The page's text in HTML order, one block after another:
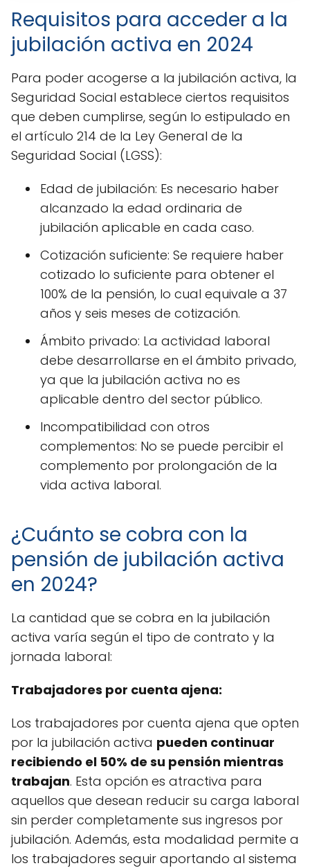
Requisitos para acceder a la
jubilación activa en 2024
Para poder acogerse a la jubilación activa, la
Seguridad Social establece ciertos requisitos
que deben cumplirse, según lo estipulado en
el artículo 214 de la Ley General de la
Seguridad Social (LGSS):
Edad de jubilación: Es necesario haber
alcanzado la edad ordinaria de
jubilación aplicable en cada caso.
Cotización suficiente: Se requiere haber
cotizado lo suficiente para obtener el
100% de la pensión, lo cual equivale a 37
años y seis meses de cotización.
Ámbito privado: La actividad laboral
debe desarrollarse en el ámbito privado,
ya que la jubilación activa no es
aplicable dentro del sector público.
Incompatibilidad con otros
complementos: No se puede percibir el
complemento por prolongación de la
vida activa laboral.
¿Cuánto se cobra con la
pensión de jubilación activa
en 2024?
La cantidad que se cobra en la jubilación
activa varía según el tipo de contrato y la
jornada laboral:
Trabajadores por cuenta ajena:
Los trabajadores por cuenta ajena que opten
por la jubilación activa pueden continuar
recibiendo el 50% de su pensión mientras
trabajan. Esta opción es atractiva para
aquellos que desean reducir su carga laboral
sin perder completamente sus ingresos por
jubilación. Además, esta modalidad permite a
los trabajadores seguir aportando al sistema